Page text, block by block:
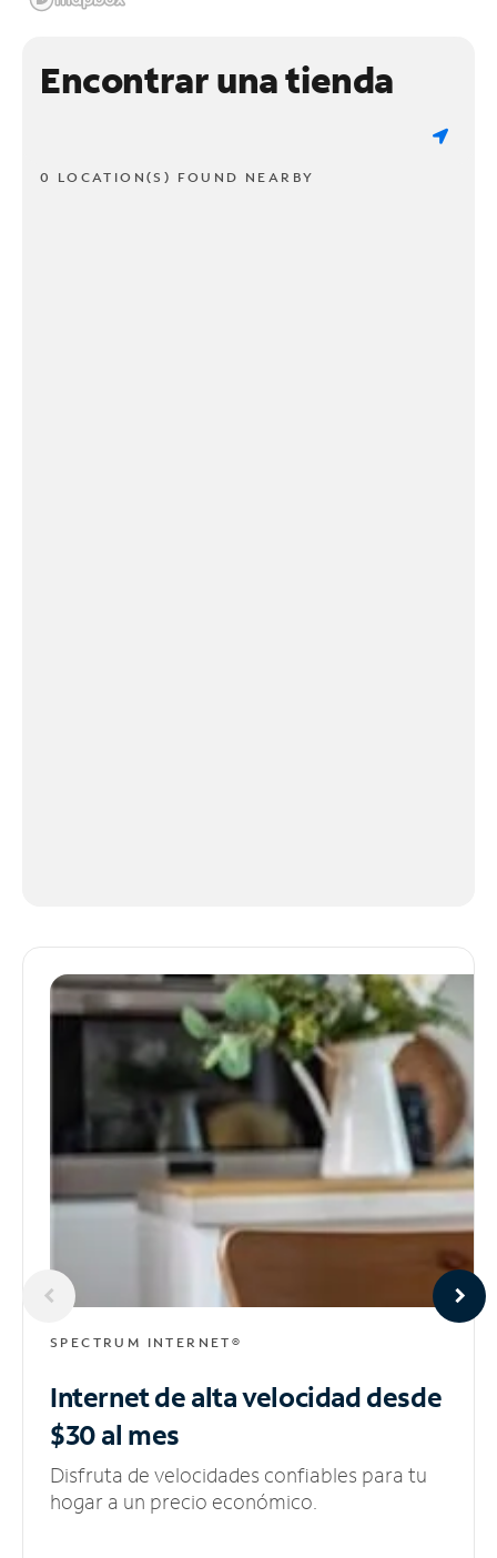
Encontrar una tienda
0 LOCATION(S) FOUND NEARBY
SPECTRUM INTERNET®
Internet de alta velocidaddesde
$30 al mes
Disfruta de velocidades confiables para tu
hogar a un precio económico.